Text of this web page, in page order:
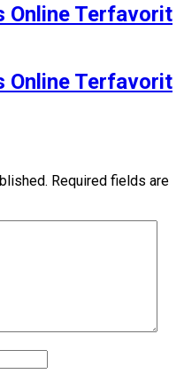
Online Terfavorit
Online Terfavorit
Required fields are